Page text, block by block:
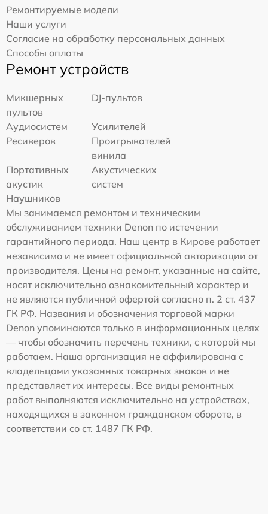
Ремонтируемые модели
Наши услуги
Согласие на обработку персональных данных
Способы оплаты
Ремонт устройств
Микшерных
пультов
DJ-пультов
Аудиосистем
Усилителей
Ресиверов
Проигрывателей
винила
Портативных
акустик
Акустических
систем
Наушников
Мы занимаемся ремонтом и техническим
обслуживанием техники Denon по истечении
гарантийного периода. Наш центр в Кирове работает
независимо и не имеет официальной авторизации от
производителя. Цены на ремонт, указанные на сайте,
носят исключительно ознакомительный характер и
не являются публичной офертой согласно п. 2 ст. 437
ГК РФ. Названия и обозначения торговой марки
Denon упоминаются только в информационных целях
— чтобы обозначить перечень техники, с которой мы
работаем. Наша организация не аффилирована с
владельцами указанных товарных знаков и не
представляет их интересы. Все виды ремонтных
работ выполняются исключительно на устройствах,
находящихся в законном гражданском обороте, в
соответствии со ст. 1487 ГК РФ.